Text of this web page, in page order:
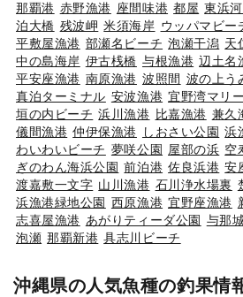
那覇港 赤野漁港 座間味港 都屋 東浜
泊大橋 残波岬 米須海岸 ウッパマビー
平敷屋漁港 部瀬名ビーチ 泡瀬干潟 天
中の島海岸 伊古桟橋 与根漁港 辺土名
平安座漁港 南原漁港 波照間 波の上う
真泊ターミナル 安波漁港 宜野湾マリ
垣の内ビーチ 浜川漁港 比嘉漁港 兼久
儀間漁港 仲伊保漁港 しおさい公園 浜
わいわいビーチ 夢咲公園 屋部の浜 空
ぎのわん海浜公園 前泊港 佐良浜港 安
渡嘉敷一文字 山川漁港 石川浄水場裏
浜漁港緑地公園 西原漁港 宜野座漁港
志喜屋漁港 あがりティーダ公園 与那
泡瀬 那覇新港 具志川ビーチ
沖縄県の人気魚種の釣果情